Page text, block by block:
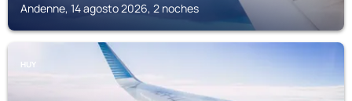
Andenne, 14 agosto 2026, 2 noches
HUY